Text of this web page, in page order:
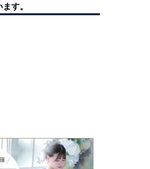
す。